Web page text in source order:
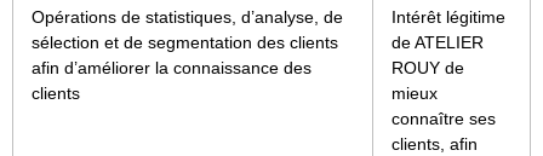
Opérations de statistiques, d’analyse, de
sélection et de segmentation des clients
afin d’améliorer la connaissance des
clients
Intérêt légitime
de ATELIER
ROUY de
mieux
connaître ses
clients, afin